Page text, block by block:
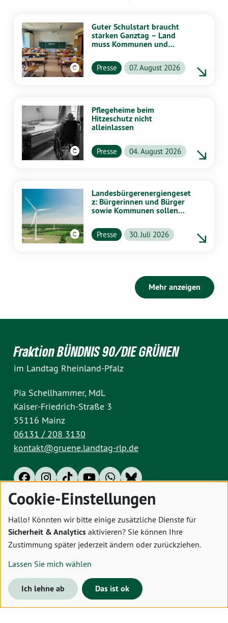
Guter Schulstart braucht
starken Ganztag – Land
muss Kommunen und
unterstützen
Presse 07. August 2026
Pflegeheime beim
Hitzeschutz nicht
alleinlassen
Presse 04. August 2026
Landesbürgerenergiengeset
z: Bürgerinnen und Bürger
sowie Kommunen sollen
profitieren
Presse 30. Juli 2026
Mehr anzeigen
Fraktion BÜNDNIS 90/DIE GRÜNEN
im Landtag Rheinland-Pfalz
Pia Schellhammer, MdL
Kaiser-Friedrich-Straße 3
55116 Mainz
06131 / 208 3130
kontakt@gruene.landtag-rlp.de
Impressum Datenschutz Cookies
Cookie-Einstellungen
Hallo! Könnten wir bitte einige zusätzliche Dienste für
Sicherheit & Analytics aktivieren? Sie können Ihre
Zustimmung später jederzeit ändern oder zurückziehen.
Lassen Sie mich wählen
Ich lehne ab Das ist ok